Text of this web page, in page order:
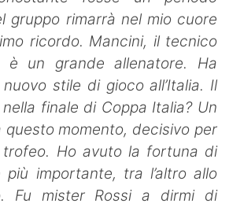
gruppo rimarrà nel mio cuore
ricordo. Mancini, il tecnico
un grande allenatore. Ha
stile di gioco all’Italia. Il
finale di Coppa Italia? Un
questo momento, decisivo per
Ho avuto la fortuna di
importante, tra l’altro allo
Fu mister Rossi a dirmi di